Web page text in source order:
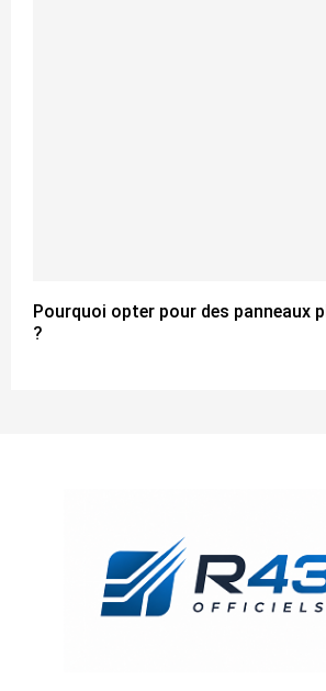
Pourquoi opter pour des panneaux
?